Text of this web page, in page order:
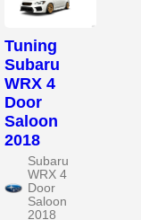
Tuning
Subaru
WRX 4
Door
Saloon
2018
Subaru
WRX 4
Door
Saloon
2018